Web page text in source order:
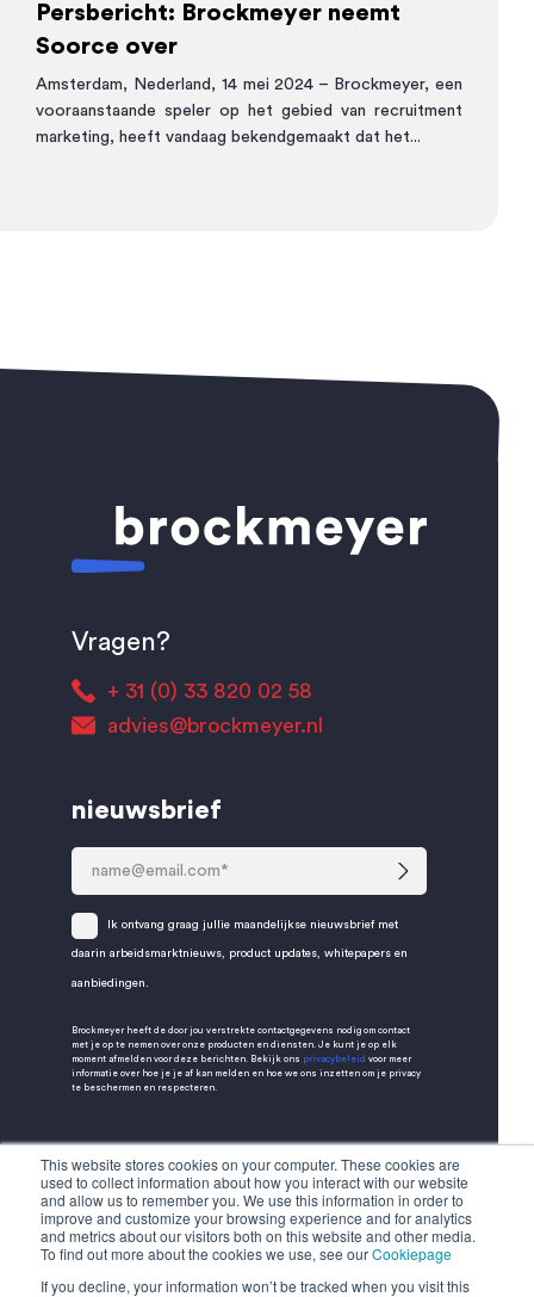
This website stores cookies on your computer. These cookies are
used to collect information about how you interact with our website
and allow us to remember you. We use this information in order to
improve and customize your browsing experience and for analytics
and metrics about our visitors both on this website and other media.
To find out more about the cookies we use, see ourCookiepage
If you decline, your information won’t be tracked when you visit this
Persbericht: Brockmeyer neemt
Soorce over
Amsterdam, Nederland, 14 mei 2024 – Brockmeyer, een
vooraanstaande speler op het gebied van recruitment
marketing, heeft vandaag bekendgemaakt dat het...
Vragen?
+ 31 (0) 33 820 02 58
advies@brockmeyer.nl
nieuwsbrief
Ik ontvang graag jullie maandelijkse nieuwsbrief met
daarin arbeidsmarktnieuws, product updates, whitepapers en
aanbiedingen.
Brockmeyer heeft de door jou verstrekte contactgegevens nodig om contact
met je op te nemen over onze producten en diensten. Je kunt je op elk
moment afmelden voor deze berichten. Bekijk ons privacybeleid voor meer
informatie over hoe je je af kan melden en hoe we ons inzetten om je privacy
te beschermen en respecteren.